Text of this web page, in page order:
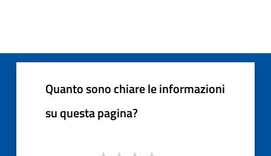
Quanto sono chiare le informazioni
su questa pagina?